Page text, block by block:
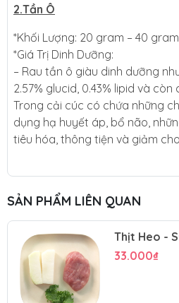
2.Tần Ô
*Khối Lượng: 20 gram – 40 gram
*Giá Trị Dinh Dưỡng:
– Rau tần ô giàu dinh dưỡng
2.57% glucid, 0.43% lipid và còn
Trong cải cúc có chứa những
dụng hạ huyết áp, bổ não,
tiêu hóa, thông tiện và giảm
SẢN PHẨM LIÊN QUAN
Thịt Heo -
33.000₫